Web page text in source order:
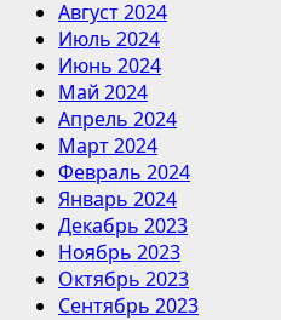
Август 2024
Июль 2024
Июнь 2024
Май 2024
Апрель 2024
Март 2024
Февраль 2024
Январь 2024
Декабрь 2023
Ноябрь 2023
Октябрь 2023
Сентябрь 2023